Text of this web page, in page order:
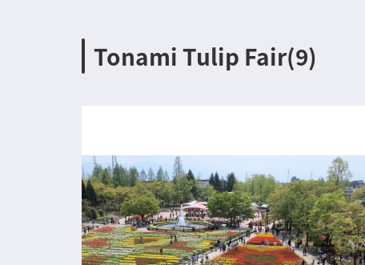
Tonami Tulip Fair(9)